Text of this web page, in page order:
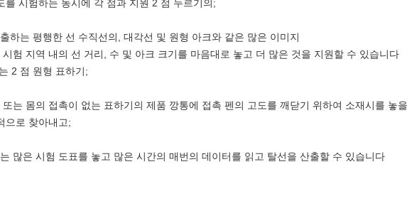
시험하는 동시에 각 점과 지원 2 점 누르기의;
하는 평행한 선 수직선의, 대각선 및 원형 아크와 같은 많은 이미지
험 지역 내의 선 거리, 수 및 아크 크기를 마음대로 놓고 더 많은 것을 지원할 수 있습니다
2 점 원형 표하기;
는 몸의 접촉이 없는 표하기의 제품 깡통에 접촉 펜의 고도를 깨닫기 위하여 소재시를 놓
로 찾아내고;
많은 시험 도표를 놓고 많은 시간의 매번의 데이터를 읽고 탈선을 산출할 수 있습니다